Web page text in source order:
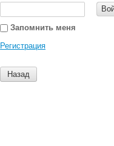
Запомнить меня
Регистрация
Назад